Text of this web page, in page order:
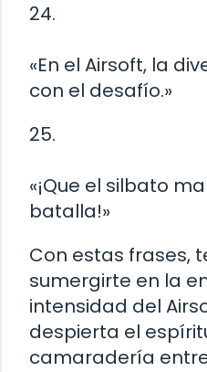
24.
«En el Airsoft, la
con el desafío.»
25.
«¡Que el silbato
batalla!»
Con estas frases,
sumergirte en la
intensidad del
despierta el
camaradería